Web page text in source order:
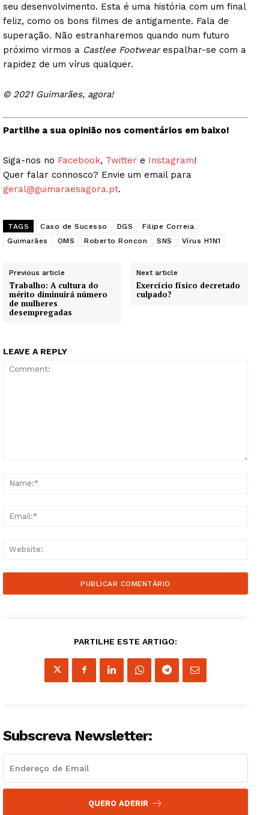
SUBSCREVA JÁ!
Edição Digital
Grande Entrevista
Publicidade
seu desenvolvimento. Esta é uma história com um final
feliz, como os bons filmes de antigamente. Fala de
superação. Não estranharemos quando num futuro
próximo virmos a Castlee Footwearespalhar-se com a
rapidez de um vírus qualquer.
© 2021 Guimarães, agora!
Partilhe a sua opinião nos comentários em baixo!
Siga-nos no Facebook, Twitter e Instagram!
Quer falar connosco? Envie um email para
geral@guimaraesagora.pt.
TAGS Caso de Sucesso DGS
Filipe Correia
Guimarães
OMS Roberto Roncon SNS Vírus H1N1
Previous article
Trabalho: A cultura do
mérito diminuirá número
de mulheres
desempregadas
Next article
Exercício físico decretado
culpado?
LEAVE A REPLY
PARTILHE ESTE ARTIGO:
Subscreva Newsletter:
QUERO ADERIR